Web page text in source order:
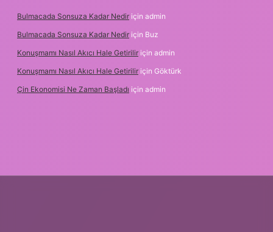
Bulmacada Sonsuza Kadar Nedir için admin
Bulmacada Sonsuza Kadar Nedir için Buz
Konuşmamı Nasıl Akıcı Hale Getirilir için admin
Konuşmamı Nasıl Akıcı Hale Getirilir için Göktürk
Çin Ekonomisi Ne Zaman Başladı için admin